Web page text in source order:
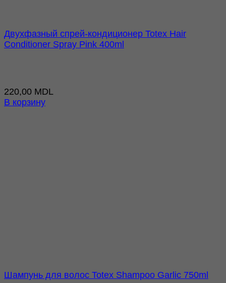
Двухфазный спрей-кондиционер Totex Hair
Conditioner Spray Pink 400ml
220,00 MDL
В корзину
Шампунь для волос Totex Shampoo Garlic 750ml